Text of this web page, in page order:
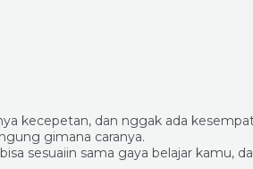
kecepetan, dan nggak ada
gimana caranya.
sesuaiin sama gaya belajar kamu,